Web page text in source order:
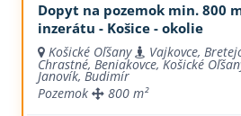
Dopyt na pozemok min. 800
inzerátu - Košice - okolie
Košické Oľšany Vajkovce,
Chrastné, Beniakovce, Košické
Janovík, Budimír
Pozemok
800 m²